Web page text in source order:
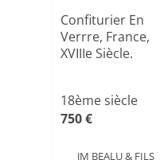
Confiturier En
Verrre, France,
XVIIIe Siècle.
18ème siècle
750 €
JM BEALU & FILS